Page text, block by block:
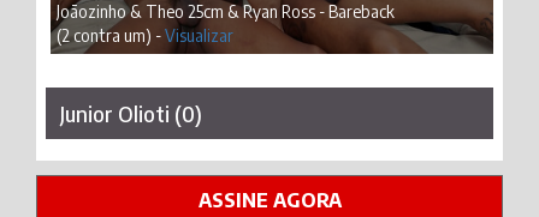
Joãozinho & Theo 25cm & Ryan Ross - Bareback
(2 contra um) -Visualizar
Junior Olioti (0)
ASSINE AGORA